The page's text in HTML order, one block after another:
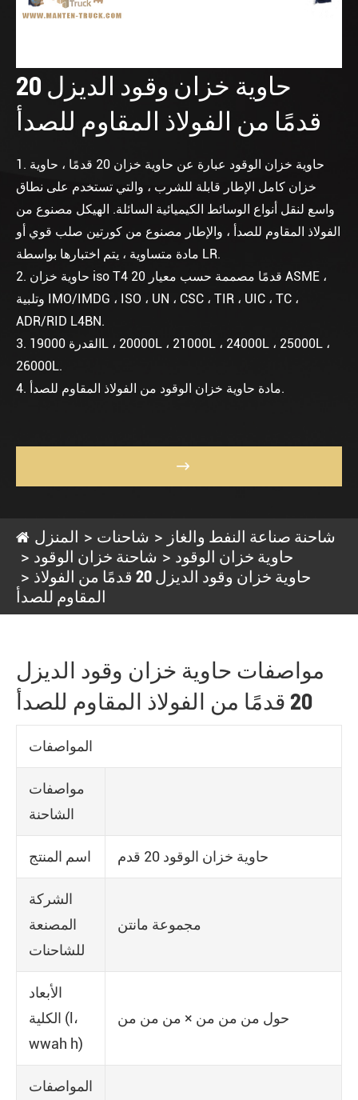
حاوية خزان وقود الديزل 20
قدمًا من الفولاذ المقاوم للصدأ
1. حاوية خزان الوقود عبارة عن حاوية خزان 20 قدمًا ، حاوية
خزان كامل الإطار قابلة للشرب ، والتي تستخدم على نطاق
واسع لنقل أنواع الوسائط الكيميائية السائلة. الهيكل مصنوع من
الفولاذ المقاوم للصدأ ، والإطار مصنوع من كورتين صلب قوي أو
مادة متساوية ، يتم اختبارها بواسطة LR.
2. حاوية خزان iso T4 20 قدمًا مصممة حسب معيار ASME ،
وتلبية IMO/IMDG ، ISO ، UN ، CSC ، TIR ، UIC ، TC ،
ADR/RID L4BN.
3. القدرة 19000L ، 20000L ، 21000L ، 24000L ، 25000L ،
26000L.
4. مادة حاوية خزان الوقود من الفولاذ المقاوم للصدأ.

المنزل شاحنات
شاحنة صناعة النفط والغاز
شاحنة خزان الوقود
حاوية خزان الوقود
حاوية خزان وقود الديزل 20 قدمًا من الفولاذ
المقاوم للصدأ
مواصفات حاوية خزان وقود الديزل
20 قدمًا من الفولاذ المقاوم للصدأ
المواصفات
مواصفات
الشاحنة
اسم المنتج حاوية خزان الوقود 20 قدم
الشركة
المصنعة
للشاحنات
مجموعة مانتن
الأبعاد
الكلية (l،
wwah h)
حول من من من × من من من
المواصفات